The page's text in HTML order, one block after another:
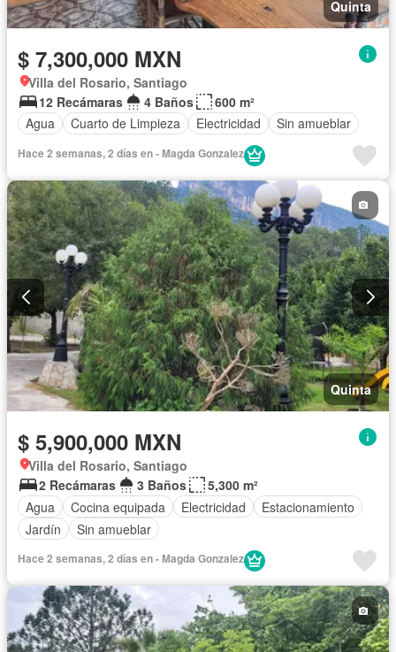
Quinta
$ 7,300,000 MXN
Villa del Rosario, Santiago
12 Recámaras
4 Baños
600 m²
Agua
Cuarto de Limpieza Electricidad Sin amueblar
Hace 2 semanas, 2 días en - Magda Gonzalez
Quinta
$ 5,900,000 MXN
Villa del Rosario, Santiago
2 Recámaras
3 Baños
5,300 m²
Agua
Cocina equipada Electricidad
Estacionamiento
Jardín
Sin amueblar
Hace 2 semanas, 2 días en - Magda Gonzalez